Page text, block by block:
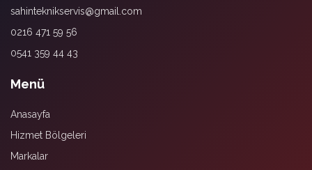
sahinteknikservis@gmail.com
0216 471 59 56
0541 359 44 43
Menü
Anasayfa
Hizmet Bölgeleri
Markalar